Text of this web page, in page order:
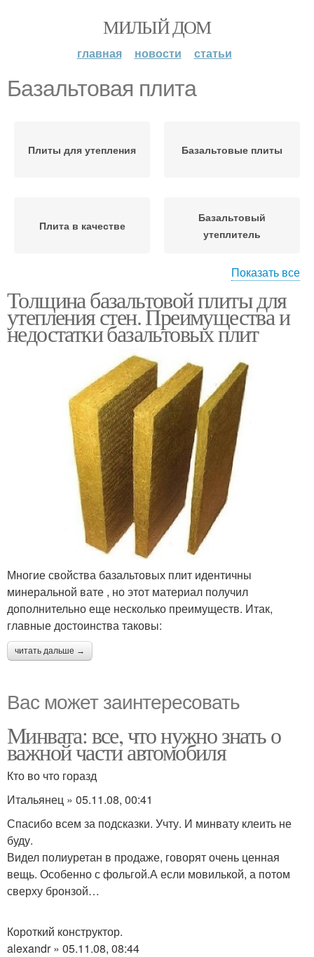
МИЛЫЙ ДОМ
главная новости статьи
Базальтовая плита
Плиты для утепления Базальтовые плиты
Плита в качестве
Базальтовый
утеплитель
Базальтовая вата
Показать все
Толщина базальтовой плиты для
утепления стен. Преимущества и
недостатки базальтовых плит
Многие свойства базальтовых плит идентичны
минеральной вате , но этот материал получил
дополнительно еще несколько преимуществ. Итак,
главные достоинства таковы:
читать дальше →
Вас может заинтересовать
Минвата: все, что нужно знать о
важной части автомобиля
Кто во что горазд
Итальянец » 05.11.08, 00:41
Спасибо всем за подсказки. Учту. И минвату клеить не
буду.
Видел полиуретан в продаже, говорят очень ценная
вещь. Особенно с фольгой.А если мовилькой, а потом
сверху бронзой…
Короткий конструктор.
alexandr » 05.11.08, 08:44